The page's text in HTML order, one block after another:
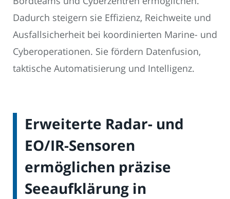
Dadurch steigern sie Effizienz, Reichweite und
Ausfallsicherheit bei koordinierten Marine- und
Cyberoperationen. Sie fördern Datenfusion,
taktische Automatisierung und Intelligenz.
Erweiterte Radar- und
EO/IR-Sensoren
ermöglichen präzise
Seeaufklärung in